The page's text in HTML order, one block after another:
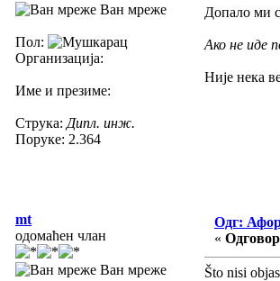
Ван мреже
Пол:
Организација:
Име и презиме:
Струка: Дипл. инж.
Поруке: 2.364
Допало ми
Ако не иде
Није нека
mt
одомаћен члан
Ван мреже
Одг:
«
Što nisi